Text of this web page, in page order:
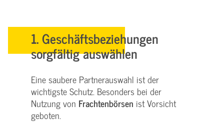
1. Geschäftsbeziehungen
sorgfältig auswählen
Eine saubere Partnerauswahl ist der
wichtigste Schutz. Besonders bei der
Nutzung von Frachtenbörsen ist Vorsicht
geboten.